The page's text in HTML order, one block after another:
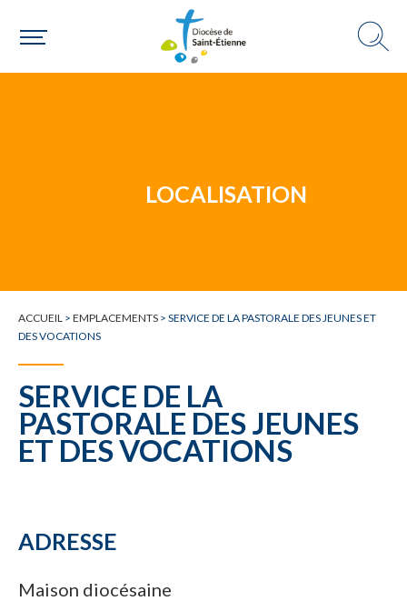
Choisir ma paroisse par commune
LOCALISATION
ACCUEIL > EMPLACEMENTS > SERVICE DE LA PASTORALE DES JEUNES ET
DES VOCATIONS
SERVICE DE LA
PASTORALE DES JEUNES
ET DES VOCATIONS
ADRESSE
Maison diocésaine